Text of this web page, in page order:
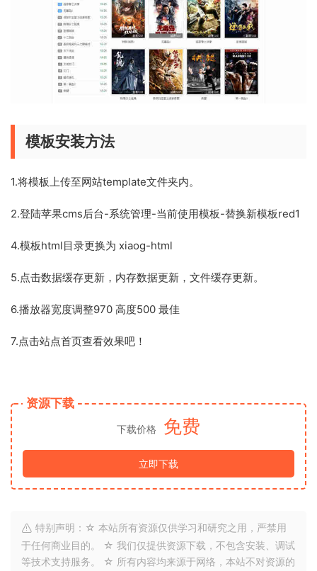
模板安装方法
1.将模板上传至网站template文件夹内。
2.登陆苹果cms后台-系统管理-当前使用模板-替换新模板red1
4.模板html目录更换为 xiaog-html
5.点击数据缓存更新，内存数据更新，文件缓存更新。
6.播放器宽度调整970 高度500 最佳
7.点击站点首页查看效果吧！
资源下载
下载价格 免费
立即下载
特别声明：☆ 本站所有资源仅供学习和研究之用，严禁用
于任何商业目的。 ☆ 我们仅提供资源下载，不包含安装、调试
等技术支持服务。 ☆ 所有内容均来源于网络，本站不对资源的